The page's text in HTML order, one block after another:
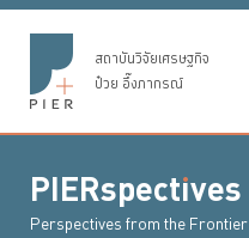
สถาบันวิจัยเศรษฐกิจ
ป๋วย อึ๊งภากรณ์
PIERspect•ıves
Perspectives from the Frontier